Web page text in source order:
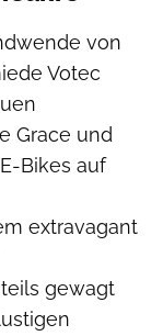
von
Votec
Grace und
Bikes auf
extravagant
gewagt